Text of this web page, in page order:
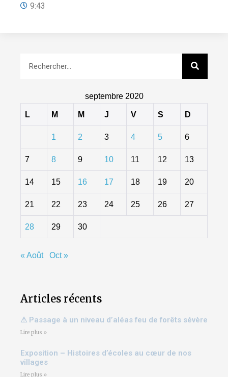
9:43
septembre 2020
L M M J V S D
1 2 3 4 5 6
7 8 9 10 11 12 13
14 15 16 17 18 19 20
21 22 23 24 25 26 27
28 29 30
« Août Oct »
Articles récents
⚠ Passage à un niveau d’aléas feu de forêts sévère
Lire plus »
Exposition – Histoires d’écoles au cœur de nos
villages
Lire plus »